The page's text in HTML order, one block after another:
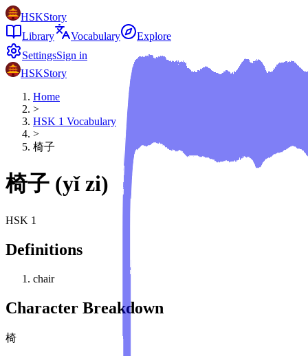
HSKStory
Library
Vocabulary
Explore
SettingsSign in
HSKStory
Home
>
HSK 1 Vocabulary
>
椅子
椅子 (yǐ zi)
HSK 1
Definitions
chair
Character Breakdown
椅